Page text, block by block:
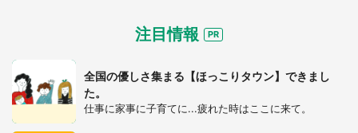
注目情報
全国の優しさ集まる【ほっこりタウン】できまし
た。
仕事に家事に子育てに...疲れた時はここに来て。